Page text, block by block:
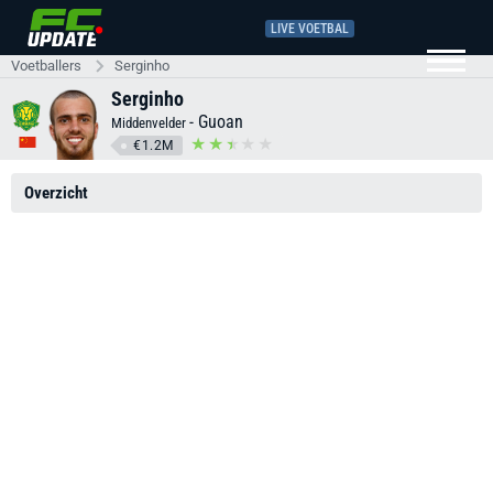
LIVE VOETBAL
Voetballers Serginho
Serginho
Middenvelder - Guoan
€1.2M
Overzicht